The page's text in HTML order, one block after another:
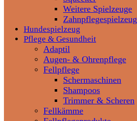
Weitere Spielzeuge
Zahnpflegespielzeug
Hundespielzeug
Pflege & Gesundheit
Adaptil
Augen- & Ohrenpflege
Fellpflege
Schermaschinen
Shampoos
Trimmer & Scheren
Fellkämme